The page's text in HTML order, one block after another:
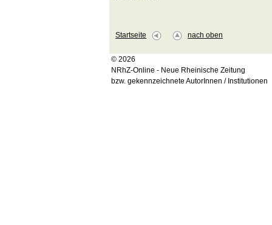
Startseite nach oben
© 2026
NRhZ-Online - Neue Rheinische Zeitung
bzw. gekennzeichnete AutorInnen / Institutionen